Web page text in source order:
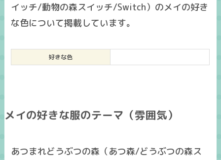
イッチ/動物の森スイッチ/Switch）のメイの好き
な色について掲載しています。
好きな色
メイの好きな服のテーマ（雰囲気）
あつまれどうぶつの森（あつ森/どうぶつの森ス